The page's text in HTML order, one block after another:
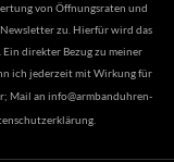
von Öffnungsraten und
zu. Hierfür wird das
direkter Bezug zu meiner
ich jederzeit mit Wirkung für
Mail an info@armbanduhren-